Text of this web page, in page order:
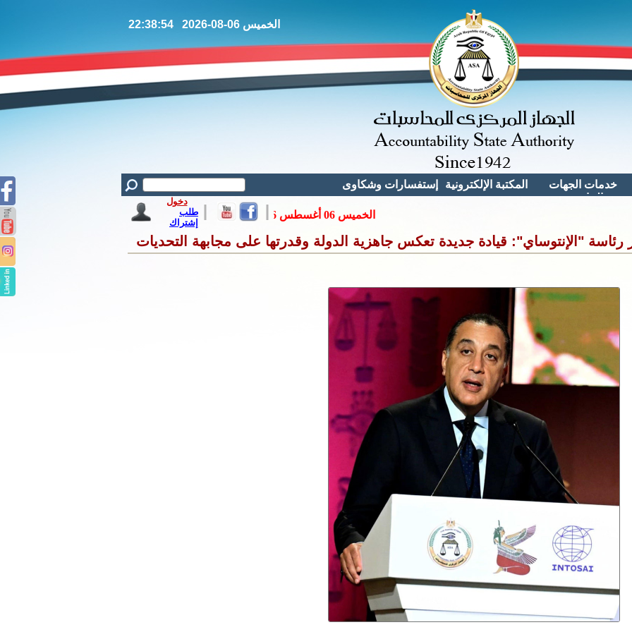
الخميس 06-08-2026 22:38:55
دخول
طلب
إشتراك
"الإنتوساي": قيادة جديدة تعكس جاهزية الدولة وقدرتها على مجابهة التحديات
خدمات الجهات
الخارجية
القيــد بسجـــــل
المورديـــن بالجهـــاز
التعاقـــد مع الخدمـات
المكتبة الإلكترونية
والقرارات
إستفسارات وشكاوى
المقترحـــــات